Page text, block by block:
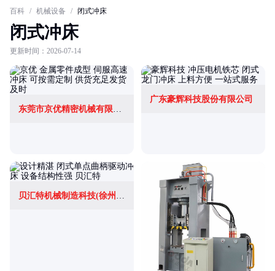
百科 / 机械设备 / 闭式冲床
闭式冲床
更新时间：2026-07-14
东莞市京优精密机械有限公司
广东豪辉科技股份有限公司
贝汇特机械制造科技(徐州)有限公司